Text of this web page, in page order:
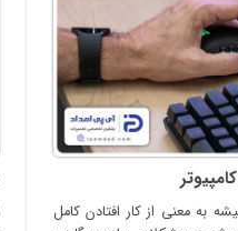
به معنی از کار افتادن کامل